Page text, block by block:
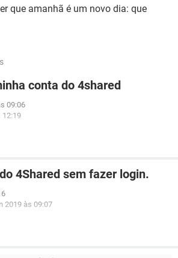
que amanhã é um novo dia: que
conta do 4shared
09:06
12:19
4Shared sem fazer login.
2019 às 09:07